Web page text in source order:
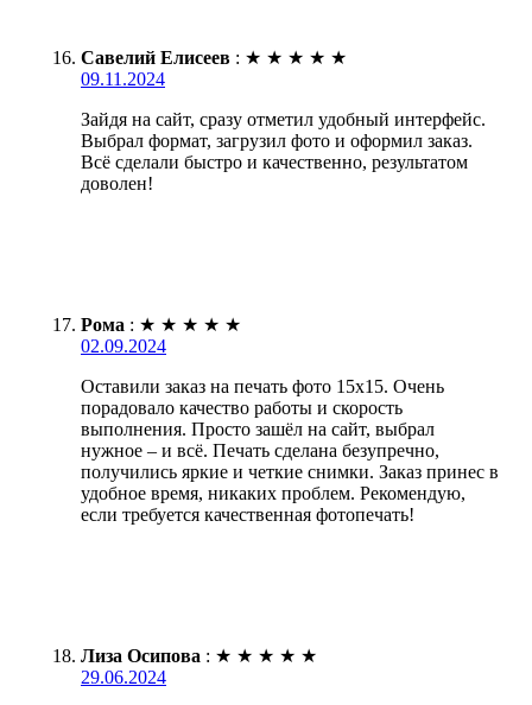
Савелий Елисеев : ★ ★ ★ ★ ★
09.11.2024
Зайдя на сайт, сразу отметил удобный интерфейс.
Выбрал формат, загрузил фото и оформил заказ.
Всё сделали быстро и качественно, результатом
доволен!
Рома : ★ ★ ★ ★ ★
02.09.2024
Оставили заказ на печать фото 15х15. Очень
порадовало качество работы и скорость
выполнения. Просто зашёл на сайт, выбрал
нужное – и всё. Печать сделана безупречно,
получились яркие и четкие снимки. Заказ принес в
удобное время, никаких проблем. Рекомендую,
если требуется качественная фотопечать!
Лиза Осипова : ★ ★ ★ ★ ★
29.06.2024